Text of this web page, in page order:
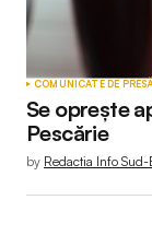
COMUNICATE DE PRESĂ
Se oprește
Pescărie
by Redactia Info Sud-